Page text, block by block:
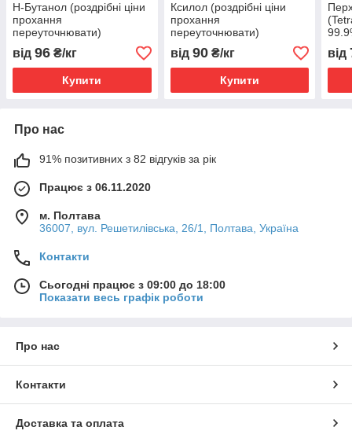
Н-Бутанол (роздрібні ціни
прохання
переуточнювати)
від 96 ₴/кг
Купити
Ксилол (роздрібні ціни
прохання
переуточнювати)
від 90₴/кг
Купити
від
Про нас
91% позитивних з 82 відгуків за рік
Працює з 06.11.2020
м. Полтава
36007, вул. Решетилівська, 26/1, Полтава, Україна
Контакти
Сьогодні працює з 09:00 до 18:00
Показати весь графік роботи
Про нас
Контакти
Доставка та оплата